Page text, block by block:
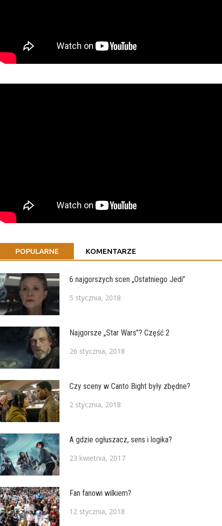
POPULARNE KOMENTARZE
6 najgorszych scen „Ostatniego Jedi”
5 stycznia, 2018
Najgorsze „Star Wars”? Część 2
26 stycznia, 2018
Czy sceny w Canto Bight były zbędne?
2 stycznia, 2018
A gdzie ogłuszacz, sens i logika?
23 kwietnia, 2017
Fan fanowi wilkiem?
12 stycznia, 2018